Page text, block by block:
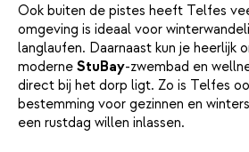
Ook buiten de pistes heeft Telfes
omgeving is ideaal voor
langlaufen. Daarnaast kun je heerlijk
moderne StuBay-zwembad en
direct bij het dorp ligt. Zo is Telfes
bestemming voor gezinnen en
een rustdag willen inlassen.